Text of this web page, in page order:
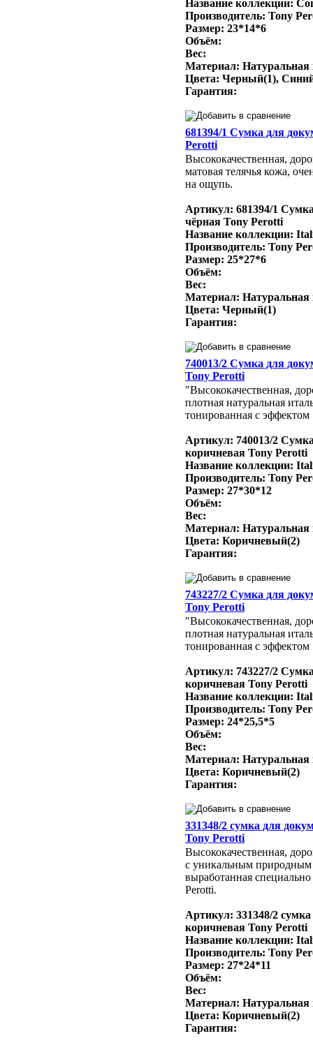
Название коллекции:
Производитель: Tony
Размер: 23*14*6
Объём:
Вес:
Материал: Натуральная
Цвета: Черный(1),
Гарантия:
681394/1 Сумка для
Perotti
Высококачественная,
матовая телячья кожа,
на ощупь.
Артикул: 681394/1
чёрная Tony Perotti
Название коллекции:
Производитель: Tony
Размер: 25*27*6
Объём:
Вес:
Материал: Натуральная
Цвета: Черный(1)
Гарантия:
740013/2 Сумка для
Tony Perotti
"Высококачественная,
плотная натуральная
тонированная с
Артикул: 740013/2
коричневая Tony Perotti
Название коллекции:
Производитель: Tony
Размер: 27*30*12
Объём:
Вес:
Материал: Натуральная
Цвета: Коричневый(2)
Гарантия:
743227/2 Сумка для
Tony Perotti
"Высококачественная,
плотная натуральная
тонированная с
Артикул: 743227/2
коричневая Tony Perotti
Название коллекции:
Производитель: Tony
Размер: 24*25,5*5
Объём:
Вес:
Материал: Натуральная
Цвета: Коричневый(2)
Гарантия:
331348/2 сумка для
Tony Perotti
Высококачественная,
с уникальным природным
выработанная
Perotti.
Артикул: 331348/2
коричневая Tony Perotti
Название коллекции:
Производитель: Tony
Размер: 27*24*11
Объём:
Вес:
Материал: Натуральная
Цвета: Коричневый(2)
Гарантия: